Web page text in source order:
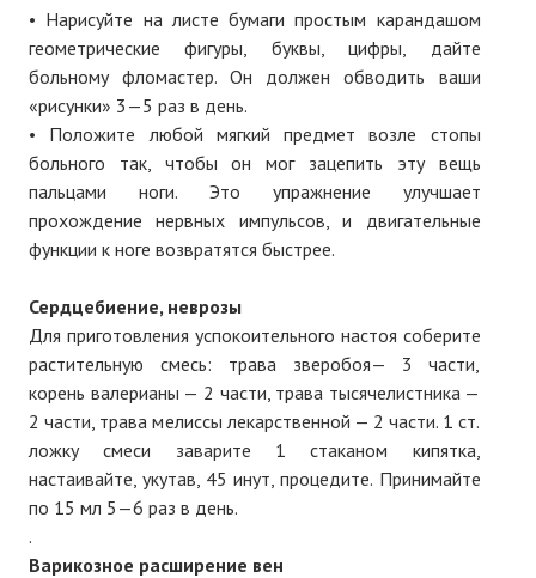
• Нарисуйте на листе бумаги простым карандашом
геометрические фигуры, буквы, цифры, дайте
больному фломастер. Он должен обводить ваши
«рисунки» 3—5 раз в день.
• Положите любой мягкий предмет возле стопы
больного так, чтобы он мог зацепить эту вещь
пальцами ноги. Это упражнение улучшает
прохождение нервных импульсов, и двигательные
функции к ноге возвратятся быстрее.
Сердцебиение, неврозы
Для приготовления успокоительного настоя соберите
растительную смесь: трава зверобоя— 3 части,
корень валерианы — 2 части, трава тысячелистника —
2 части, трава мелиссы лекарственной — 2 части. 1 ст.
ложку смеси заварите 1 стаканом кипятка,
настаивайте, укутав, 45 инут, процедите. Принимайте
по 15 мл 5—6 раз в день.
.
Варикозное расширение вен